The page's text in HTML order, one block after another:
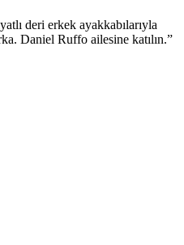
deri erkek ayakkabılarıyla
Daniel Ruffo ailesine katılın.”